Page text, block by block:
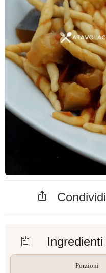
Condividi
Ingredienti
Porzioni